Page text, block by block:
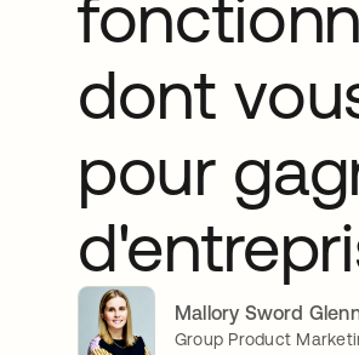
dont
pour
Mallory Sword
Group Product